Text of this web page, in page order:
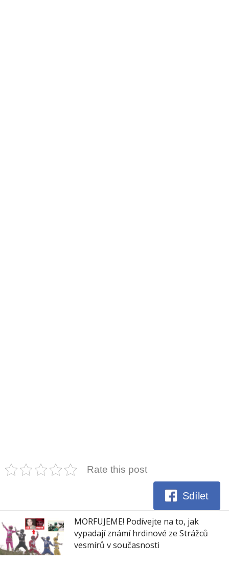
Rate this post
Sdílet
MORFUJEME! Podívejte na to, jak
vypadají známí hrdinové ze Strážců
vesmírů v současnosti